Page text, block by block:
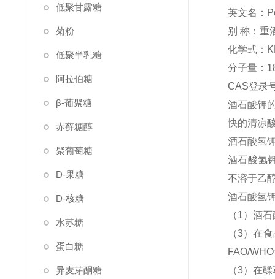
低聚甘露糖
菊粉
低聚半乳糖
阿拉伯糖
β-葡聚糖
赤藓糖醇
聚葡萄糖
D-果糖
D-核糖
水苏糖
蛋白糖
异麦芽酮糖
英文名：
别 称：重
化学式：
分子量：
CAS登录
酒石酸钾
快的清凉
酒石酸氢
酒石酸氢
不溶于乙
酒石酸氢
（1）酒
（3）在
FAO/
（3）在